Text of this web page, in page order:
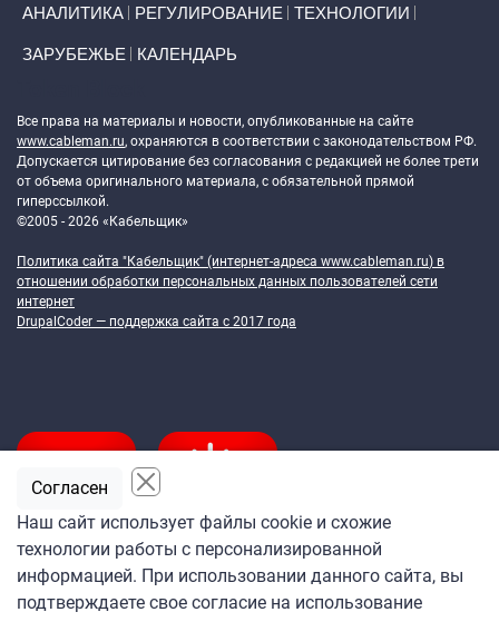
АНАЛИТИКА РЕГУЛИРОВАНИЕ ТЕХНОЛОГИИ
ЗАРУБЕЖЬЕ КАЛЕНДАРЬ
Все права на материалы и новости, опубликованные на сайте
www.cableman.ru, охраняются в соответствии с законодательством РФ.
Допускается цитирование без согласования с редакцией не более трети
от объема оригинального материала, с обязательной прямой
гиперссылкой.
©2005 - 2026 «Кабельщик»
Политика сайта "Кабельщик" (интернет-адреса www.cableman.ru) в
отношении обработки персональных данных пользователей сети
интернет
DrupalCoder — поддержка сайта c 2017 года
Подпишитесь
на ежедневную рассылку
Наш сайт использует файлы cookie и схожие
технологии работы с персонализированной
информацией. При использовании данного сайта, вы
подтверждаете свое согласие на использование
Согласен